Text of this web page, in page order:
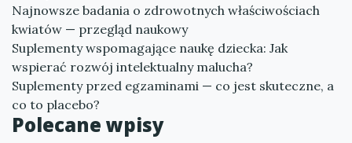
Najnowsze badania o zdrowotnych właściwościach
kwiatów — przegląd naukowy
Suplementy wspomagające naukę dziecka: Jak
wspierać rozwój intelektualny malucha?
Suplementy przed egzaminami — co jest skuteczne, a
co to placebo?
Polecane wpisy